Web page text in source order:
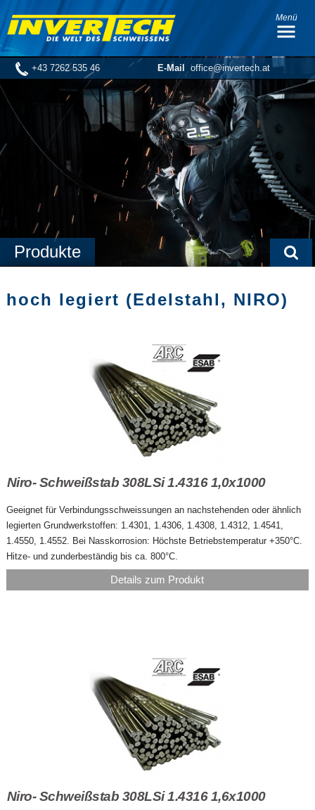
+43 7262 535 46 E-Mail office@invertech.at
Menü
Produkte
hoch legiert (Edelstahl, NIRO)
Niro- Schweißstab 308LSi 1.4316 1,0x1000
Geeignet für Verbindungsschweissungen an nachstehenden oder ähnlich
legierten Grundwerkstoffen: 1.4301, 1.4306, 1.4308, 1.4312, 1.4541,
1.4550, 1.4552. Bei Nasskorrosion: Höchste Betriebstemperatur +350°C.
Hitze- und zunderbeständig bis ca. 800°C.
Details zum Produkt
Niro- Schweißstab 308LSi 1.4316 1,6x1000